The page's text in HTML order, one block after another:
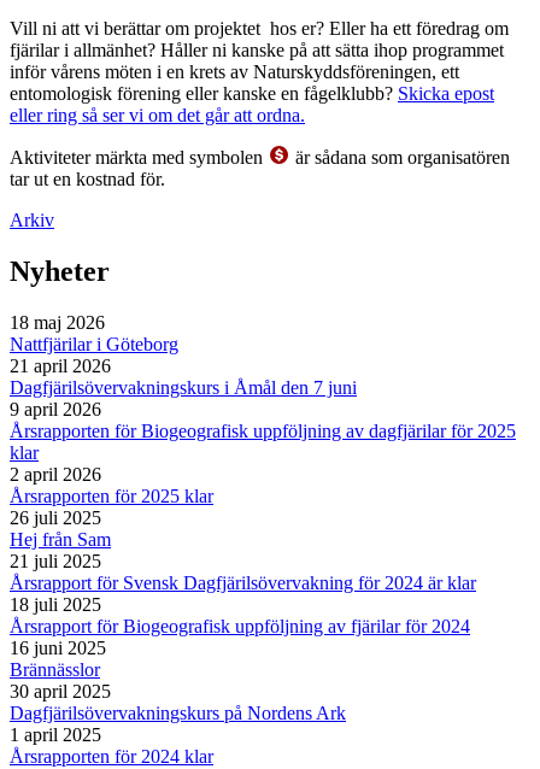
Vill ni att vi berättar om projektet hos er? Eller ha ett föredrag om
fjärilar i allmänhet? Håller ni kanske på att sätta ihop programmet
inför vårens möten i en krets av Naturskyddsföreningen, ett
entomologisk förening eller kanske en fågelklubb? Skicka epost
eller ring så ser vi om det går att ordna.
Aktiviteter märkta med symbolen
är sådana som organisatören
tar ut en kostnad för.
Arkiv
Nyheter
18 maj 2026
Nattfjärilar i Göteborg
21 april 2026
Dagfjärilsövervakningskurs i Åmål den 7 juni
9 april 2026
Årsrapporten för Biogeografisk uppföljning av dagfjärilar för 2025
klar
2 april 2026
Årsrapporten för 2025 klar
26 juli 2025
Hej från Sam
21 juli 2025
Årsrapport för Svensk Dagfjärilsövervakning för 2024 är klar
18 juli 2025
Årsrapport för Biogeografisk uppföljning av fjärilar för 2024
16 juni 2025
Brännässlor
30 april 2025
Dagfjärilsövervakningskurs på Nordens Ark
1 april 2025
Årsrapporten för 2024 klar